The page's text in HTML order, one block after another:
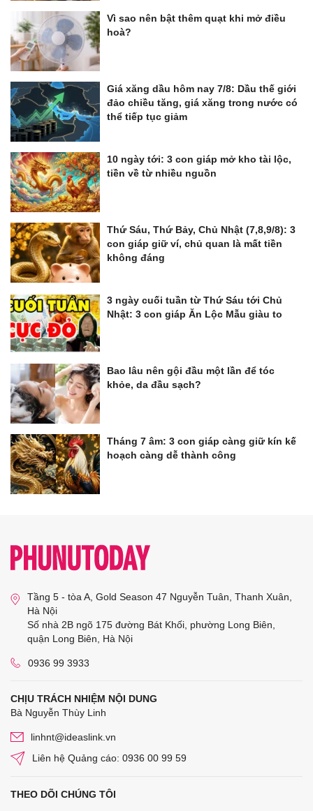
Vì sao nên bật thêm quạt khi mở điều
hoà?
Giá xăng dầu hôm nay 7/8: Dầu thế giới
đảo chiều tăng, giá xăng trong nước có
thể tiếp tục giảm
10 ngày tới: 3 con giáp mở kho tài lộc,
tiền về từ nhiều nguồn
Thứ Sáu, Thứ Bảy, Chủ Nhật (7,8,9/8): 3
con giáp giữ ví, chủ quan là mất tiền
không đáng
3 ngày cuối tuần từ Thứ Sáu tới Chủ
Nhật: 3 con giáp Ăn Lộc Mẫu giàu to
Bao lâu nên gội đầu một lần để tóc
khỏe, da đầu sạch?
Tháng 7 âm: 3 con giáp càng giữ kín kế
hoạch càng dễ thành công
Tầng 5 - tòa A, Gold Season 47 Nguyễn Tuân, Thanh Xuân,
Hà Nội
Số nhà 2B ngõ 175 đường Bát Khối, phường Long Biên,
quận Long Biên, Hà Nội
0936 99 3933
CHỊU TRÁCH NHIỆM NỘI DUNG
Bà Nguyễn Thùy Linh
linhnt@ideaslink.vn
Liên hệ Quảng cáo: 0936 00 99 59
THEO DÕI CHÚNG TÔI